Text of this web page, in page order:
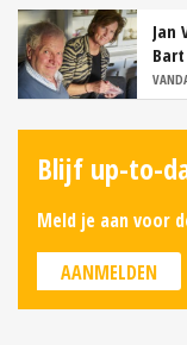
Jan
Blijf up-to-
Meld je aan voor
AANMELDEN